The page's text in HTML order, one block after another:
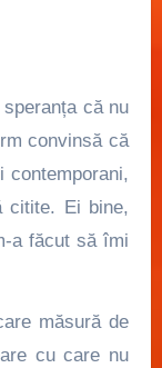
că nu
convinsă că
contemporani,
citite. Ei bine,
a făcut să îmi
măsură de
cu care nu